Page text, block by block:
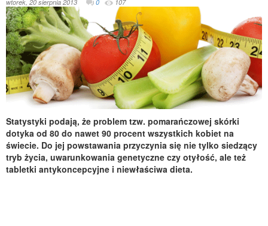
wtorek, 20 sierpnia 2013 0 107
Statystyki podają, że problem tzw. pomarańczowej skórki
dotyka od 80 do nawet 90 procent wszystkich kobiet na
świecie. Do jej powstawania przyczynia się nie tylko siedzący
tryb życia, uwarunkowania genetyczne czy otyłość, ale też
tabletki antykoncepcyjne i niewłaściwa dieta.